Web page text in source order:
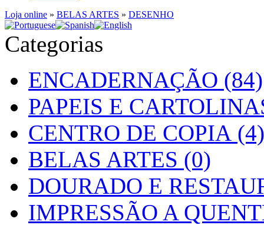
Loja online » BELAS ARTES » DESENHO
Categorias
ENCADERNAÇÃO (84)
PAPEIS E
CENTRO DE COPIA (4)
BELAS ARTES (0)
DOURADO E
IMPRESSÃO A